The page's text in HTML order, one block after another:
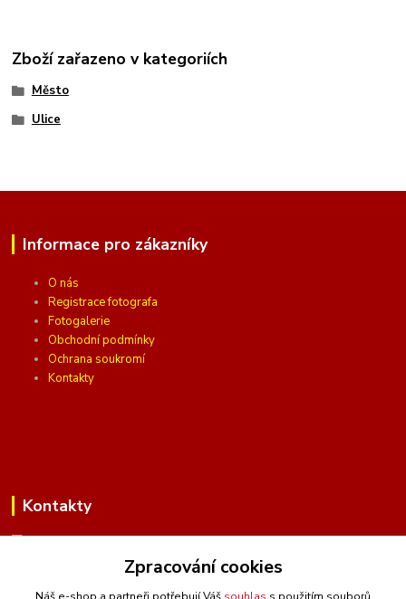
Zboží zařazeno v kategoriích
Město
Ulice
Informace pro zákazníky
O nás
Registrace fotografa
Fotogalerie
Obchodní podmínky
Ochrana soukromí
Kontakty
Kontakty
(Po-Pá, 10 - 16 hod.)
Zpracování cookies